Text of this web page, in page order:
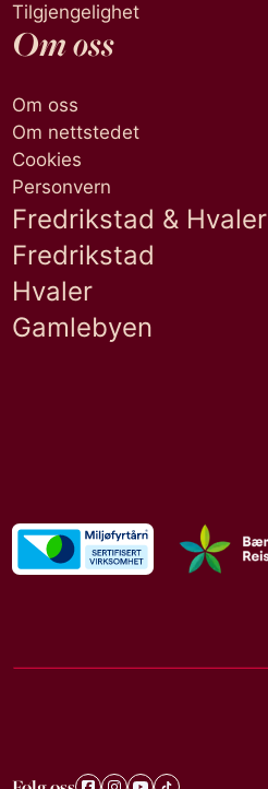
Tilgjengelighet
Om oss
Om oss
Om nettstedet
Cookies
Personvern
Fredrikstad & Hvaler
Fredrikstad
Hvaler
Gamlebyen